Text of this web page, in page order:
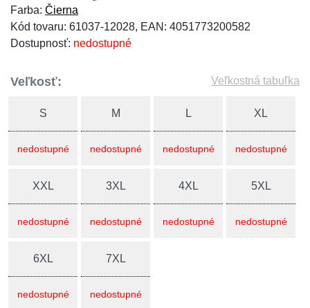
Farba: Čierna
Kód tovaru: 61037-12028, EAN: 4051773200582
Dostupnosť: nedostupné
Veľkosť: Veľkostná tabuľka
S
nedostupné
M
nedostupné
L
nedostupné
XL
nedostupné
XXL
nedostupné
3XL
nedostupné
4XL
nedostupné
5XL
nedostupné
6XL
nedostupné
7XL
nedostupné